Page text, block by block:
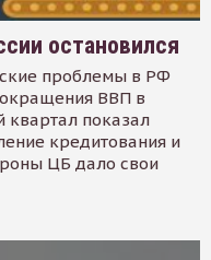
остановился
проблемы в РФ
ВВП в
квартал показал
кредитования и
ЦБ дало свои